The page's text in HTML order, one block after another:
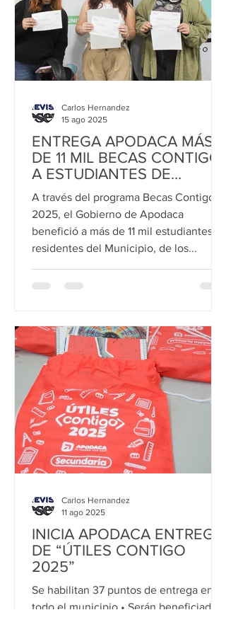
ENTREGA APODACA MÁS
DE 11 MIL BECAS CONTIGO
A ESTUDIANTES DE
PREPARATORIA Y
FACULTAD
A través del programa Becas Contigo
2025, el Gobierno de Apodaca
benefició a más de 11 mil estudiantes
residentes del Municipio, de los...
Carlos Hernandez
15 ago 2025
INICIA APODACA ENTREGA
DE “ÚTILES CONTIGO
2025”
Se habilitan 37 puntos de entrega en
todo el municipio • Serán beneficiados
Carlos Hernandez
11 ago 2025